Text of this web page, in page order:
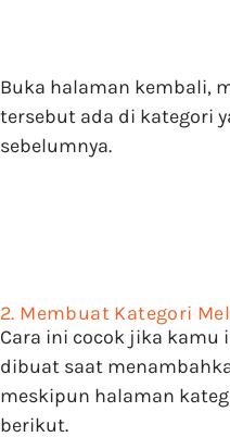
Buka halaman kembali,
tersebut ada di kategori
sebelumnya.
2. Membuat Kategori
Cara ini cocok jika
dibuat saat
meskipun halaman
berikut.